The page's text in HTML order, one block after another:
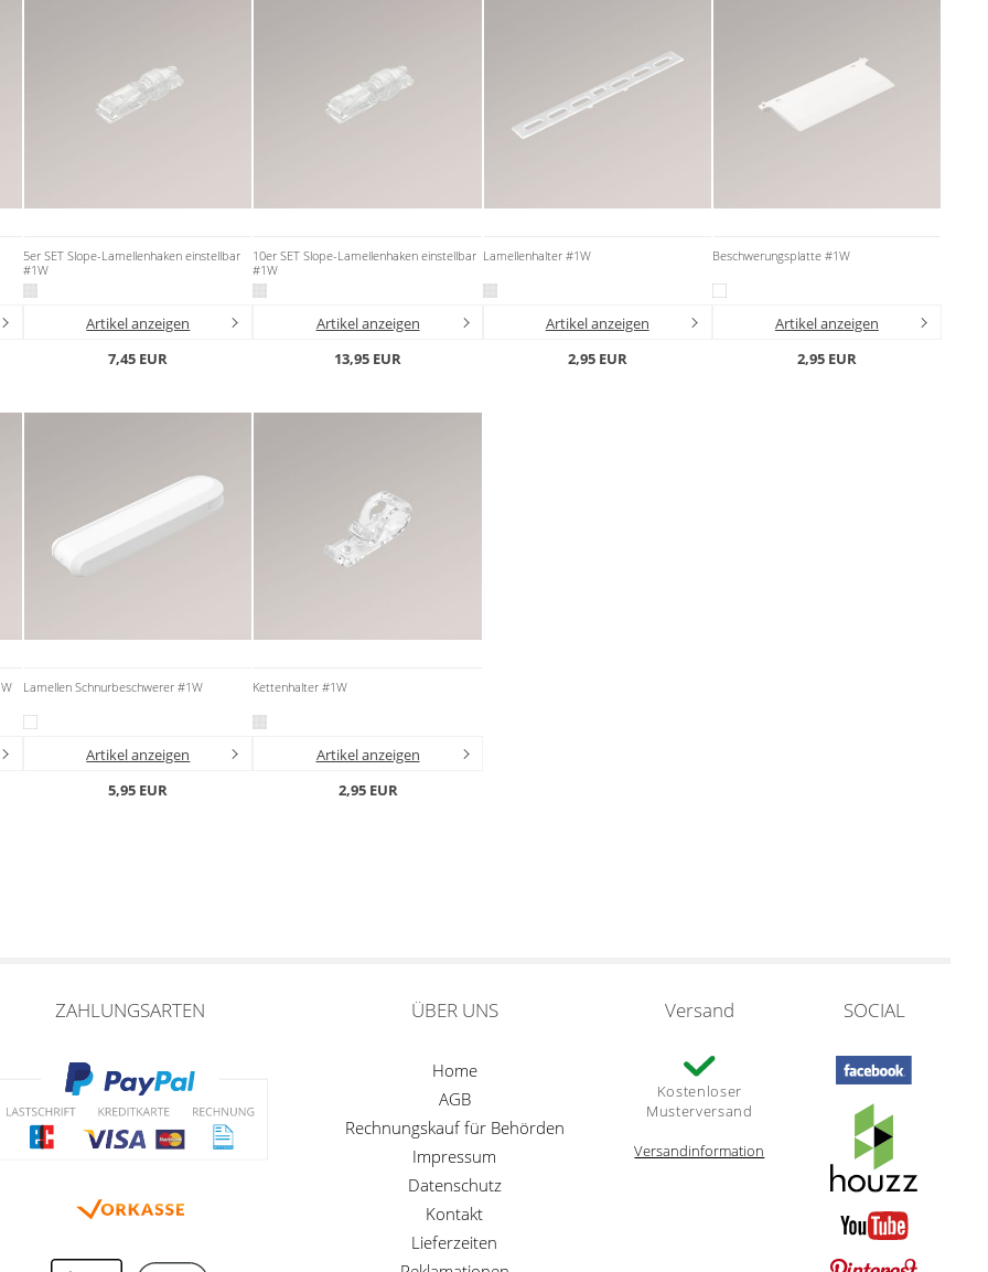
5er SET Slope-Lamellenhaken einstellbar
#1W
Artikel anzeigen
7,45 EUR
10er SET Slope-Lamellenhaken einstellbar
#1W
Artikel anzeigen
13,95 EUR
Lamellenhalter #1W
Artikel anzeigen
2,95 EUR
Beschwerungsplatte #1W
Artikel anzeigen
2,95 EUR
Lamellen Schnurbeschwerer #1W
Artikel anzeigen
5,95 EUR
Kettenhalter #1W
Artikel anzeigen
2,95 EUR
ZAHLUNGSARTEN ÜBER UNS
Home
AGB
Rechnungskauf für Behörden
Impressum
Datenschutz
Kontakt
Lieferzeiten
Versand
Kostenloser
Musterversand
Versandinformation
SOCIAL